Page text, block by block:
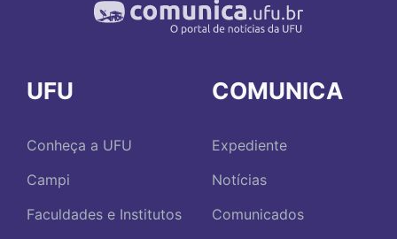
UFU
Conheça a UFU
Campi
Faculdades e Institutos
COMUNICA
Expediente
Notícias
Comunicados